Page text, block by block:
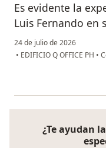
Es evidente la
Luis Fernando en
24 de julio de 2026
• EDIFICIO Q OFFICE PH •
¿Te ayudan